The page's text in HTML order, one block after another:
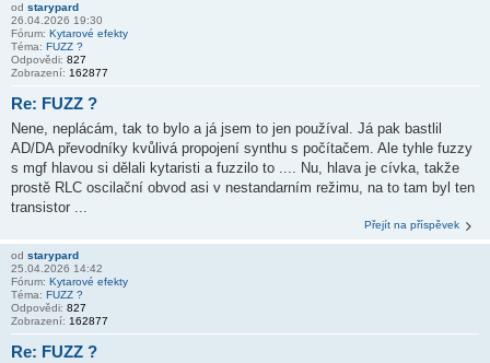
od starypard
26.04.2026 19:30
Fórum: Kytarové efekty
Téma: FUZZ ?
Odpovědi: 827
Zobrazení: 162877
Re: FUZZ ?
Nene, neplácám, tak to bylo a já jsem to jen používal. Já pak bastlil
AD/DA převodníky kvůlivá propojení synthu s počítačem. Ale tyhle fuzzy
s mgf hlavou si dělali kytaristi a fuzzilo to .... Nu, hlava je cívka, takže
prostě RLC oscilační obvod asi v nestandarním režimu, na to tam byl ten
transistor ...
Přejít na příspěvek
od starypard
25.04.2026 14:42
Fórum: Kytarové efekty
Téma: FUZZ ?
Odpovědi: 827
Zobrazení: 162877
Re: FUZZ ?